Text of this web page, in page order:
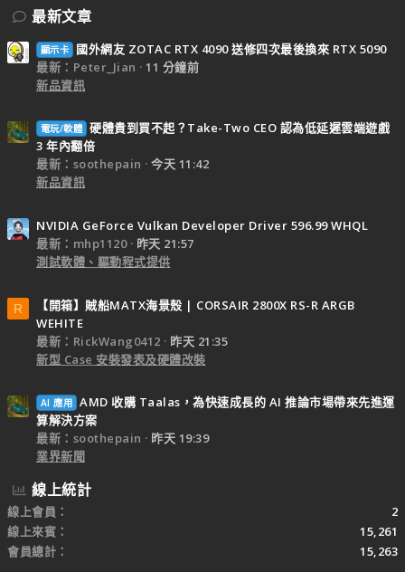
最新文章
顯示卡
國外網友 ZOTAC RTX 4090 送修四次最後換來 RTX 5090
最新：Peter_Jian
11 分鐘前
新品資訊
電玩/軟體 硬體貴到買不起？Take-Two CEO 認為低延遲雲端遊戲
3 年內翻倍
最新：soothepain
今天 11:42
新品資訊
NVIDIA GeForce Vulkan Developer Driver 596.99 WHQL
最新：mhp1120
昨天 21:57
測試軟體、驅動程式提供
R
【開箱】賊船MATX海景殼 | CORSAIR 2800X RS-R ARGB
WEHITE
最新：RickWang0412
昨天 21:35
新型 Case 安裝發表及硬體改裝
AI 應用 AMD 收購 Taalas，為快速成長的 AI 推論市場帶來先進運
算解決方案
最新：soothepain
昨天 19:39
業界新聞
線上統計
線上會員
2
線上來賓
15,261
會員總計
15,263